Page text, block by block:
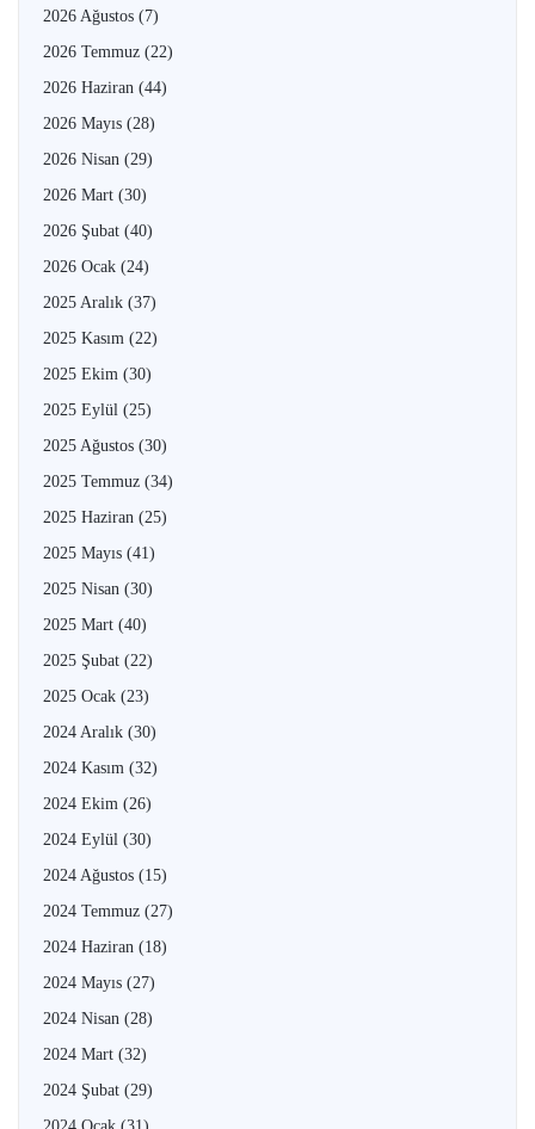
2026 Ağustos (7)
2026 Temmuz (22)
2026 Haziran (44)
2026 Mayıs (28)
2026 Nisan (29)
2026 Mart (30)
2026 Şubat (40)
2026 Ocak (24)
2025 Aralık (37)
2025 Kasım (22)
2025 Ekim (30)
2025 Eylül (25)
2025 Ağustos (30)
2025 Temmuz (34)
2025 Haziran (25)
2025 Mayıs (41)
2025 Nisan (30)
2025 Mart (40)
2025 Şubat (22)
2025 Ocak (23)
2024 Aralık (30)
2024 Kasım (32)
2024 Ekim (26)
2024 Eylül (30)
2024 Ağustos (15)
2024 Temmuz (27)
2024 Haziran (18)
2024 Mayıs (27)
2024 Nisan (28)
2024 Mart (32)
2024 Şubat (29)